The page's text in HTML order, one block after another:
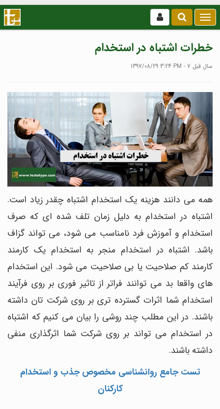
بازکردن
/
منو
خطرات اشتباه در استخدام
1397/08/29 3:24 PM - 7 سال قبل
همه می دانند هزینه یک استخدام اشتباه چقدر زیاد است.
اشتباه در استخدام به دلیل زمان تلف شده ای که صرف
استخدام و آموزش فرد نامناسب می شود، می تواند گزاف
باشد. اشتباه در استخدام منجر به استخدام یک کارمند
کارمند کم صلاحیت یا بی صلاحیت می شود. این استخدام
های واقعا بد می توانند فراتر از تاثیر فوری بر روی فرآیند
استخدام شما اثرات گسترده تری بر روی شرکت تان داشته
باشند. در این مطلب چند روشی را بیان می کنیم که اشتباه
در استخدام می تواند بر روی شرکت شما اثرگذاری منفی
داشته باشند.
تست جامع روانشناسی مخصوص جذب و استخدام
کارکنان